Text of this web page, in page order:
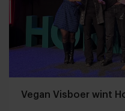
Vegan Visboer wint